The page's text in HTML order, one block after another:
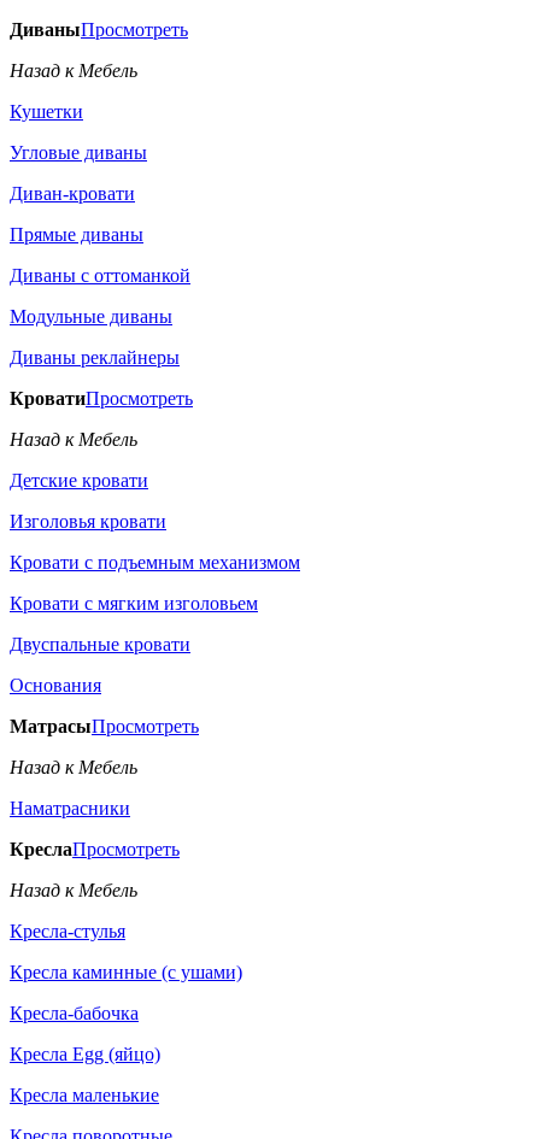
ДиваныПросмотреть
Назад к Мебель
Кушетки
Угловые диваны
Диван-кровати
Прямые диваны
Диваны с оттоманкой
Модульные диваны
Диваны реклайнеры
КроватиПросмотреть
Назад к Мебель
Детские кровати
Изголовья кровати
Кровати с подъемным механизмом
Кровати с мягким изголовьем
Двуспальные кровати
Основания
МатрасыПросмотреть
Назад к Мебель
Наматрасники
КреслаПросмотреть
Назад к Мебель
Кресла-стулья
Кресла каминные (с ушами)
Кресла-бабочка
Кресла Egg (яйцо)
Кресла маленькие